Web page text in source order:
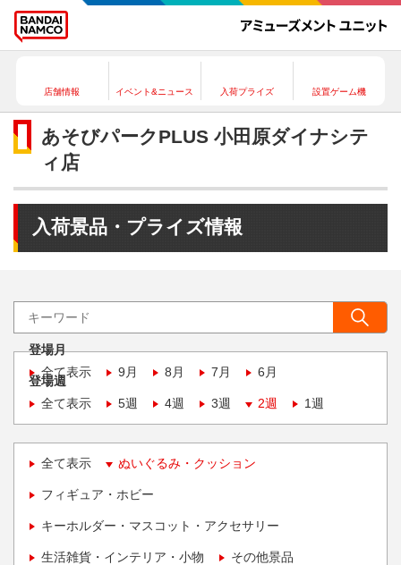
店舗情報 イベント&ニュース 入荷プライズ 設置ゲーム機
あそびパークPLUS 小田原ダイナシテ
ィ店
入荷景品・プライズ情報
登場月
全て表示
9月 8月 7月 6月
登場週
全て表示
5週 4週 3週 2週 1週
全て表示 ぬいぐるみ・クッション
フィギュア・ホビー
キーホルダー・マスコット・アクセサリー
生活雑貨・インテリア・小物 その他景品